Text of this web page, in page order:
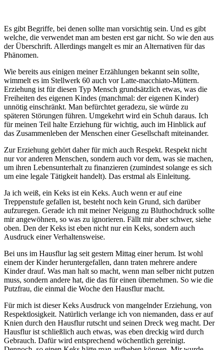
Es gibt Begriffe, bei denen sollte man vorsichtig sein. Und es gibt
welche, die verwendet man am besten erst gar nicht. So wie den aus
der Überschrift. Allerdings mangelt es mir an Alternativen für das
Phänomen.
Wie bereits aus einigen meiner Erzählungen bekannt sein sollte,
wimmelt es im Stellwerk 60 auch vor Latte-macchiato-Müttern.
Erziehung ist für diesen Typ Mensch grundsätzlich etwas, was die
Freiheiten des eigenen Kindes (manchmal: der eigenen Kinder)
unnötig einschränkt. Man befürchtet geradezu, sie würde zu
späteren Störungen führen. Umgekehrt wird ein Schuh daraus. Ich
für meinen Teil halte Erziehung für wichtig, auch im Hinblick auf
das Zusammenleben der Menschen einer Gesellschaft miteinander.
Zur Erziehung gehört daher für mich auch Respekt. Respekt nicht
nur vor anderen Menschen, sondern auch vor dem, was sie machen,
um ihren Lebensunterhalt zu finanzieren (zumindest solange es sich
um eine legale Tätigkeit handelt). Das erstmal als Einleitung.
Ja ich weiß, ein Keks ist ein Keks. Auch wenn er auf eine
Treppenstufe gefallen ist, besteht noch kein Grund, sich darüber
aufzuregen. Gerade ich mit meiner Neigung zu Bluthochdruck sollte
mir angewöhnen, so was zu ignorieren. Fällt mir aber schwer, siehe
oben. Den der Keks ist eben nicht nur ein Keks, sondern auch
Ausdruck einer Verhaltensweise.
Bei uns im Hausflur lag seit gestern Mittag einer herum. Ist wohl
einem der Kinder heruntergefallen, dann traten mehrere andere
Kinder drauf. Was man halt so macht, wenn man selber nicht putzen
muss, sondern andere hat, die das für einen übernehmen. So wie die
Putzfrau, die einmal die Woche den Hausflur macht.
Für mich ist dieser Keks Ausdruck von mangelnder Erziehung, von
Respektlosigkeit. Natürlich verlange ich von niemanden, dass er auf
Knien durch den Hausflur rutscht und seinen Dreck weg macht. Der
Hausflur ist schließlich auch etwas, was eben dreckig wird durch
Gebrauch. Dafür wird entsprechend wöchentlich gereinigt.